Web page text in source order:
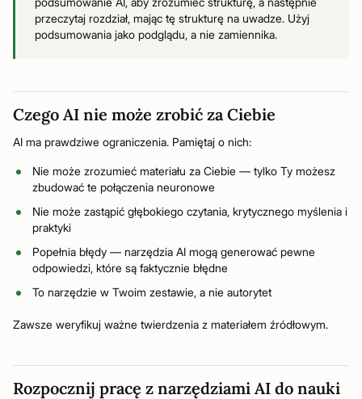
przeczytaj rozdział, mając tę strukturę na uwadze. Użyj
podsumowania jako podglądu, a nie zamiennika.
Czego AI nie może zrobić za Ciebie
AI ma prawdziwe ograniczenia. Pamiętaj o nich:
Nie może zrozumieć materiału za Ciebie — tylko Ty możesz
zbudować te połączenia neuronowe
Nie może zastąpić głębokiego czytania, krytycznego myślenia i
praktyki
Popełnia błędy — narzędzia AI mogą generować pewne
odpowiedzi, które są faktycznie błędne
To narzędzie w Twoim zestawie, a nie autorytet
Zawsze weryfikuj ważne twierdzenia z materiałem źródłowym.
Rozpocznij pracę z narzędziami AI do nauki